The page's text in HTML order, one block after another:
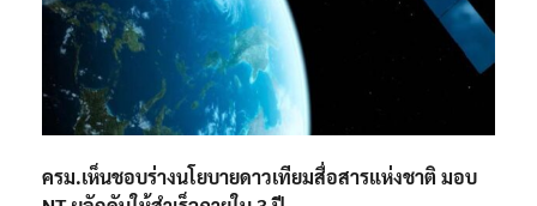
ครม.เห็นชอบร่างนโยบายดาวเทียมสื่อสารแห่งชาติ มอบ